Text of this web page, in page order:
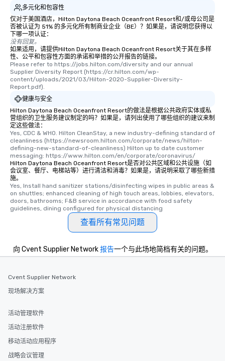
多元化和包容性
仅对于美国酒店，Hilton Daytona Beach Oceanfront Resort和/或母公司是
否被认证为 51% 的多元化所有制商业企业（BE）？如果是，请说明您获得以
下哪一项认证：
没有回复。
如果适用，请提供Hilton Daytona Beach Oceanfront Resort关于其在多样
性、公平和包容性方面的承诺和举措的公开报告的链接。
Please refer to https://jobs.hilton.com/diversity and our annual
Supplier Diversity Report (https://cr.hilton.com/wp-
content/uploads/2021/03/Hilton-2020-Supplier-Diversity-
Report.pdf).
健康与安全
Hilton Daytona Beach Oceanfront Resort的做法是根据公共政府实体或私
营组织的卫生服务建议制定的吗？如果是，请列出使用了哪些组织的建议来制
定这些做法：
Yes, CDC & WHO. Hilton CleanStay, a new industry-defining standard of
cleanliness (https://newsroom.hilton.com/corporate/news/hilton-
defining-new-standard-of-cleanliness) Hilton up to date customer
messaging: https://www.hilton.com/en/corporate/coronavirus/
Hilton Daytona Beach Oceanfront Resort是否对公共区域和公共设施（如
会议室、餐厅、电梯站等）进行清洁和消毒？如果是，请说明采取了哪些新措
施。
Yes, Install hand sanitizer stations/disinfecting wipes in public areas &
on shuttles; enhanced cleaning of high touch areas, lobbies, elevators,
doors, bathrooms; F&B service in accordance with food safety
guidelines, dining configured for physical distancing
查看所有常见问题
向 Cvent Supplier Network报告一个与此场地简档有关的问题。
Cvent Supplier Network
现场解决方案
活动管理软件
活动注册软件
移动活动应用程序
战略会议管理